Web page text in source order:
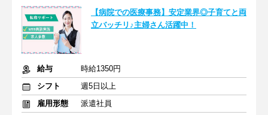
【病院での医療事務】安定業界◎子育てと両
立バッチリ♪主婦さん活躍中！
給与
時給1350円
シフト
週5日以上
雇用形態
派遣社員